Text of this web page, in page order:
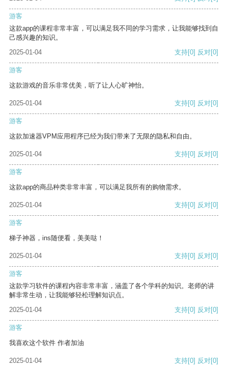
游客
这款app的课程非常丰富，可以满足我不同的学习需求，让我能够找到自
己感兴趣的知识。
2025-01-04
支持[0] 反对[0]
游客
这款游戏的音乐非常优美，听了让人心旷神怡。
2025-01-04 支持[0] 反对[0]
游客
这款加速器VPM应用程序已经为我们带来了无限的隐私和自由。
2025-01-04 支持[0] 反对[0]
游客
这款app的商品种类非常丰富，可以满足我所有的购物需求。
2025-01-04 支持[0] 反对[0]
游客
梯子神器，ins随便看，美美哒！
2025-01-04 支持[0] 反对[0]
游客
这款学习软件的课程内容非常丰富，涵盖了各个学科的知识。老师的讲
解非常生动，让我能够轻松理解知识点。
2025-01-04
支持[0] 反对[0]
游客
我喜欢这个软件 作者加油
2025-01-04 支持[0] 反对[0]